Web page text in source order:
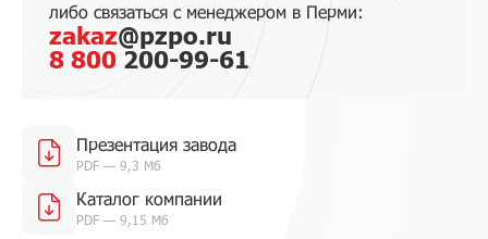
либо связаться с менеджером в Перми:
zakaz@pzpo.ru
8 800 200-99-61
Презентация завода
PDF — 9,3 Мб
Каталог компании
PDF — 9,15 Мб